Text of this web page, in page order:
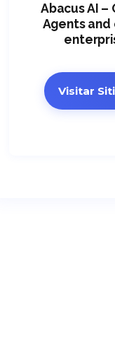
Abacus AI –
Agents and
Visitar